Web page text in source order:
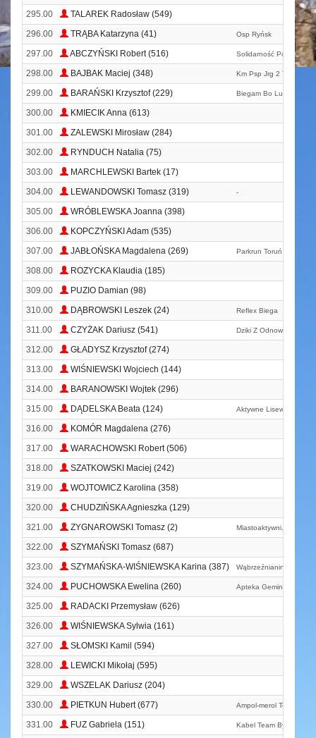
295.00
TALAREK Radosław (549)
296.00
TRĄBA Katarzyna (41) Osp Ryńsk
297.00 ABCZYŃSKI Robert (516) Solidarność Poledno
298.00 BAJBAK Maciej (348) Km Psp Jrg 2 Toruń
299.00 BARAŃSKI Krzysztof (229) Biegam Bo Lubię
300.00
KMIECIK Anna (613)
301.00
ZALEWSKI Mirosław (284)
302.00
RYNDUCH Natalia (75)
303.00
MARCHLEWSKI Bartek (17)
304.00
LEWANDOWSKI Tomasz (319) -
305.00
WRÓBLEWSKA Joanna (398)
306.00
KOPCZYŃSKI Adam (535)
307.00
JABŁOŃSKA Magdalena (269) Parkrun Toruń
308.00
ROZYCKA Klaudia (185)
309.00
PUZIO Damian (98)
310.00
DĄBROWSKI Leszek (24) Reflex Biega
311.00 CZYŻAK Dariusz (541) Dziki Z Odnowy
312.00
GŁADYSZ Krzysztof (274)
313.00
WIŚNIEWSKI Wojciech (144)
314.00
BARANOWSKI Wojtek (296)
315.00
DĄDELSKA Beata (124) Aktywne Lisewo
316.00
KOMÓR Magdalena (276)
317.00
WARACHOWSKI Robert (506)
318.00
SZATKOWSKI Maciej (242)
319.00
WOJTOWICZ Karolina (358)
320.00
CHUDZIŃSKA Agnieszka (129)
321.00
ZYGNAROWSKI Tomasz (2) Miastoaktywni. Pl
322.00
SZYMAŃSKI Tomasz (687)
323.00
SZYMAŃSKA-WIŚNIEWSKA Karina (387) Wąbrzeźnianin
324.00 PUCHOWSKA Ewelina (260) Apteka Gemini
325.00
RADACKI Przemysław (626)
326.00
WIŚNIEWSKA Sylwia (161)
327.00
SŁOMSKI Kamil (594)
328.00
LEWICKI Mikołaj (595)
329.00
WSZELAK Dariusz (204)
330.00
PIETKUN Hubert (677) Ampol-merol Team
331.00 FUZ Gabriela (151) Kabel Team Bydgoszcz